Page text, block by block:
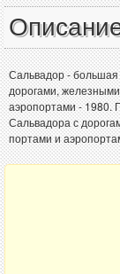
Сальвадор - большая
дорогами,
аэропортами - 1980.
Сальвадора с
портами и